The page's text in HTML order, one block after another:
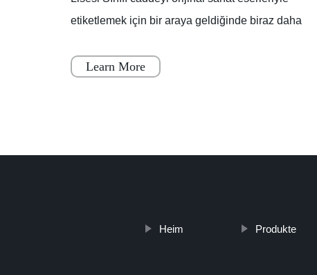
etiketlemek için bir araya geldiğinde biraz daha
kuruyana
Learn More
Heim Produkte